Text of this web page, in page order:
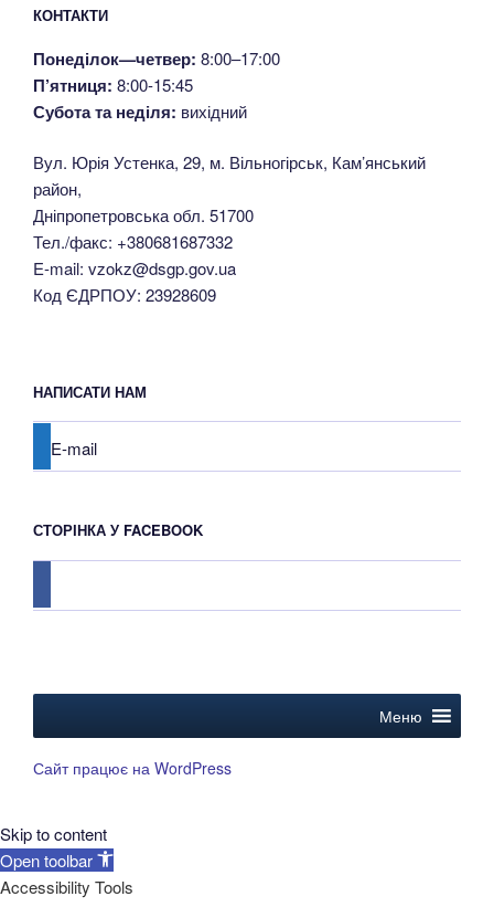
КОНТАКТИ
Понеділок—четвер: 8:00–17:00
П’ятниця: 8:00-15:45
Субота та неділя: вихідний
Вул. Юрія Устенка, 29, м. Вільногірськ, Кам’янський
район,
Дніпропетровська обл. 51700
Тел./факс: +380681687332
E-mail: vzokz@dsgp.gov.ua
Код ЄДРПОУ: 23928609
НАПИСАТИ НАМ
E-mail
СТОРІНКА У FACEBOOK
Меню
Сайт працює на WordPress
Skip to content
Open toolbar
Accessibility Tools